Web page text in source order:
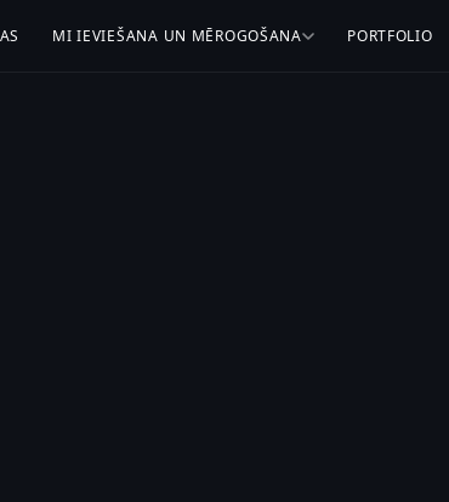
MI IEVIEŠANA UN MĒROGOŠANA PORTFOLIO